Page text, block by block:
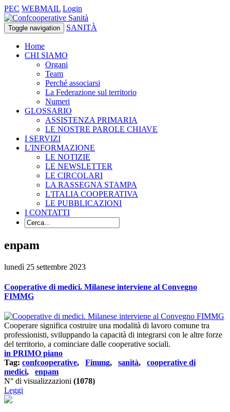
PEC WEBMAIL Login
Toggle navigation SANITÀ
Home
CHI SIAMO
Organi
Team
Perché associarsi
La Federazione sul territorio
Numeri
GLOSSARIO
ASSISTENZA PRIMARIA
LE NOSTRE PAROLE CHIAVE
I SERVIZI
L'INFORMAZIONE
LE NOTIZIE
LE NEWSLETTER
LE CIRCOLARI
LA RASSEGNA STAMPA
L'ITALIA COOPERATIVA
LE PUBBLICAZIONI
I CONTATTI
enpam
lunedì 25 settembre 2023
Cooperative di medici. Milanese interviene al Convegno
FIMMG
Cooperare significa costruire una modalità di lavoro comune tra
professionisti, sviluppando la capacità di integrarsi con le altre forze
del territorio, a cominciare dalle cooperative sociali.
in PRIMO piano
Tag: confcooperative, Fimmg, sanità, cooperative di
medici, enpam
N° di visualizzazioni (1078)
Leggi